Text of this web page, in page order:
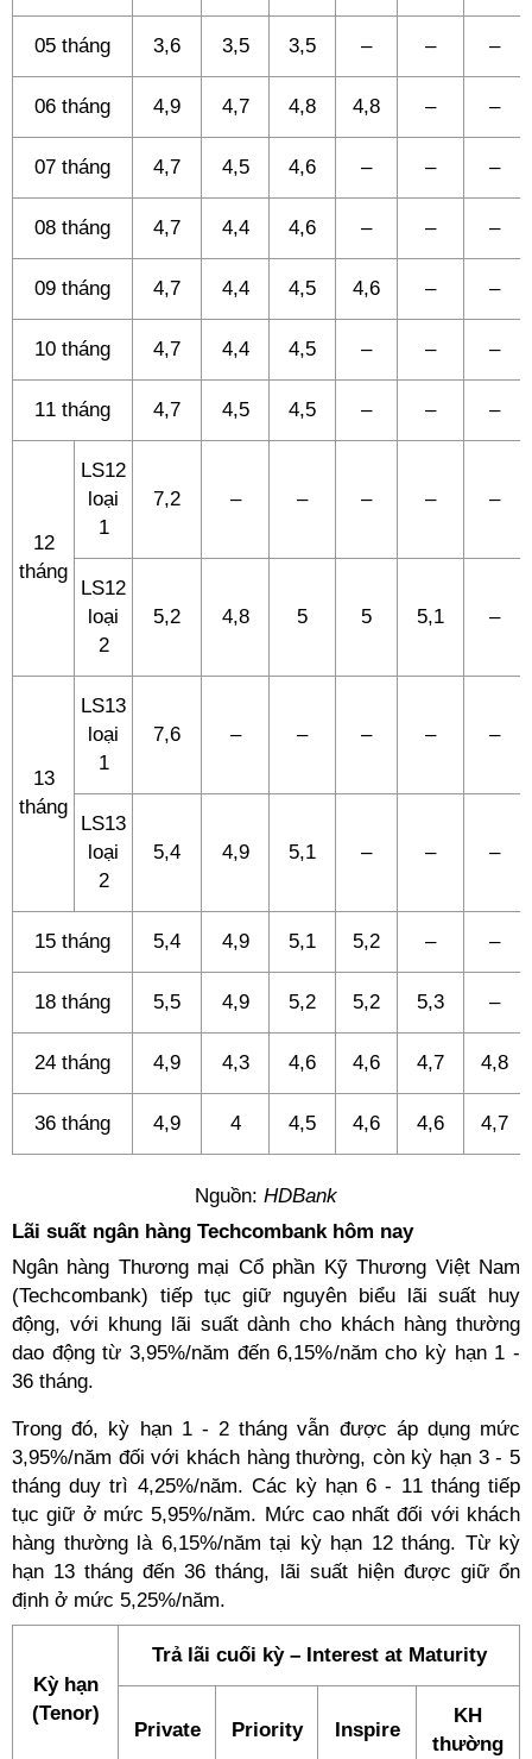
05 tháng 3,6 3,5 3,5 – – –
06 tháng 4,9 4,7 4,8 4,8 – –
07 tháng 4,7 4,5 4,6 – – –
08 tháng 4,7 4,4 4,6 – – –
09 tháng 4,7 4,4 4,5 4,6 – –
10 tháng 4,7 4,4 4,5 – – –
11 tháng 4,7 4,5 4,5 – – –
12
tháng
LS12
loại
1
7,2 – – – – –
LS12
loại
2
5,2 4,8 5 5 5,1 –
13
tháng
LS13
loại
1
7,6 – – – – –
LS13
loại
2
5,4 4,9 5,1 – – –
15 tháng 5,4 4,9 5,1 5,2 – –
18 tháng 5,5 4,9 5,2 5,2 5,3 –
24 tháng 4,9 4,3 4,6 4,6 4,7 4,8
36 tháng 4,9 4 4,5 4,6 4,6 4,7
Nguồn: HDBank
Lãi suất ngân hàng Techcombank hôm nay
Ngân hàng Thương mại Cổ phần Kỹ Thương Việt Nam
(Techcombank) tiếp tục giữ nguyên biểu lãi suất huy
động, với khung lãi suất dành cho khách hàng thường
dao động từ 3,95%/năm đến 6,15%/năm cho kỳ hạn 1 -
36 tháng.
Trong đó, kỳ hạn 1 - 2 tháng vẫn được áp dụng mức
3,95%/năm đối với khách hàng thường, còn kỳ hạn 3 - 5
tháng duy trì 4,25%/năm. Các kỳ hạn 6 - 11 tháng tiếp
tục giữ ở mức 5,95%/năm. Mức cao nhất đối với khách
hàng thường là 6,15%/năm tại kỳ hạn 12 tháng. Từ kỳ
hạn 13 tháng đến 36 tháng, lãi suất hiện được giữ ổn
định ở mức 5,25%/năm.
Kỳ hạn
(Tenor)
Trả lãi cuối kỳ – Interest at Maturity
Private Priority Inspire
KH
thường